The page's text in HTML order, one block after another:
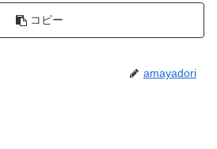
コピー
amayadori